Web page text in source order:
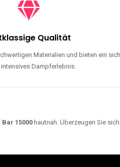
Qualität
Materialien und bieten ein
Dampferlebnis.
Bar 15000 hautnah. Überzeugen Sie